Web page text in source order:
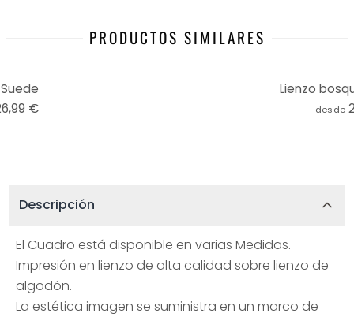
PRODUCTOS SIMILARES
€
Lienzo
desde
Descripción
El Cuadro está disponible en varias Medidas.
Impresión en lienzo de alta calidad sobre lienzo de
algodón.
La estética imagen se suministra en un marco de